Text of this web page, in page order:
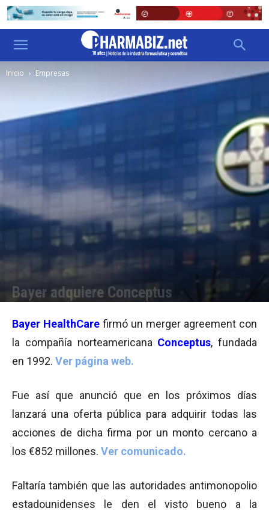
Inicio Empresas
Bayer adquiere Conceptus
Bayer HealthCare firmó un merger agreement con
la compañía norteamericana Conceptus, fundada
en 1992. Ver página web.
Fue así que anunció que en los próximos días
lanzará una oferta pública para adquirir todas las
acciones de dicha firma por un monto cercano a
los €852 millones. Ver comunicado.
Faltaría también que las autoridades antimonopolio
estadounidenses le den el visto bueno a la